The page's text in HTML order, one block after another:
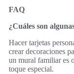
FAQ
¿Cuáles son
Hacer tarjetas
crear decoraciones
un mural familiar es
toque especial.